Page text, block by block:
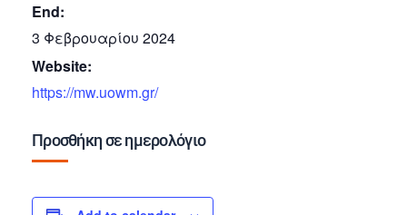
End:
3 Φεβρουαρίου 2024
Website:
https://mw.uowm.gr/
Προσθήκη σε ημερολόγιο